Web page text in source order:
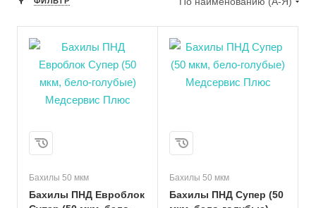
Бахилы 50 мкм
Бахилы ПНД Евроблок
Бахилы 50 мкм
Бахилы ПНД Супер (50